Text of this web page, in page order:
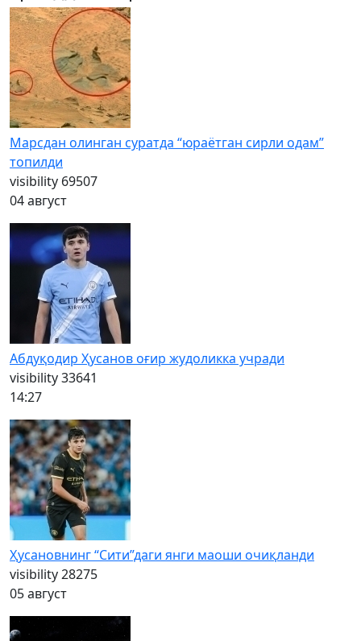
Марсдан олинган суратда “юраётган сирли одам”
топилди
visibility 69507
04 август
Абдуқодир Ҳусанов оғир жудоликка учради
visibility33641
14:27
Ҳусановнинг “Сити”даги янги маоши очиқланди
visibility28275
05 август